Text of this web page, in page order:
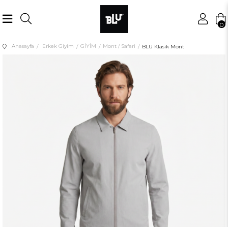
0
Anasayfa Erkek Giyim GİYİM Mont / Safari BLU Klasik Mont